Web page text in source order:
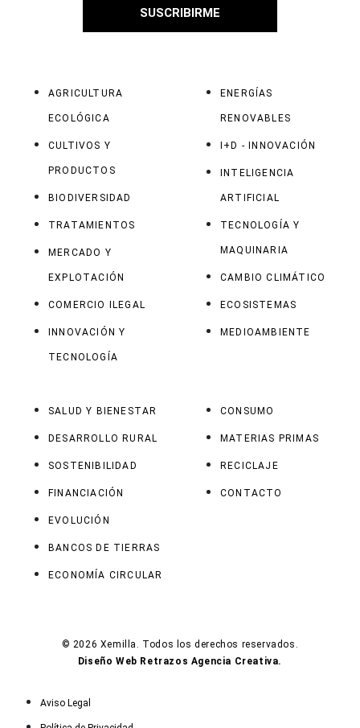
SUSCRIBIRME
AGRICULTURA
ECOLÓGICA
CULTIVOS Y
PRODUCTOS
BIODIVERSIDAD
TRATAMIENTOS
MERCADO Y
EXPLOTACIÓN
COMERCIO ILEGAL
INNOVACIÓN Y
TECNOLOGÍA
ENERGÍAS
RENOVABLES
I+D - INNOVACIÓN
INTELIGENCIA
ARTIFICIAL
TECNOLOGÍA Y
MAQUINARIA
CAMBIO CLIMÁTICO
ECOSISTEMAS
MEDIOAMBIENTE
SALUD Y BIENESTAR
DESARROLLO RURAL
SOSTENIBILIDAD
FINANCIACIÓN
EVOLUCIÓN
BANCOS DE TIERRAS
ECONOMÍA CIRCULAR
CONSUMO
MATERIAS PRIMAS
RECICLAJE
CONTACTO
© 2026 Xemilla. Todos los derechos reservados.
Diseño Web Retrazos Agencia Creativa.
Aviso Legal